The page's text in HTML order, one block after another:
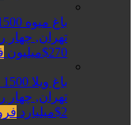
باغ میوه 1500 متری
تهران, چهار
$270میلیون
باغ ویلا 1500 متری, مبله شیک
تهران, چهار
$2میلیارد